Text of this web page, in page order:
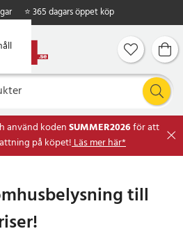
⭐ 365 dagars öppet köp
använd kodenSUMMER2026för att
på köpet!Läs mer här*
till